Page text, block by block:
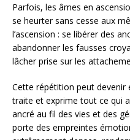
Parfois, les âmes en
se heurter sans cesse aux
l’ascension : se libérer des
abandonner les fausses
lâcher prise sur les
Cette répétition peut devenir
traite et exprime tout ce qui
ancré au fil des vies et des
porte des empreintes